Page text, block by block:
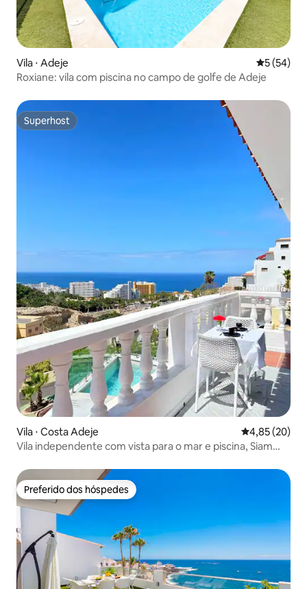
Vila ⋅ Adeje 5 de uma
5 (54)
Roxiane: vila com piscina no campo de golfe de Adeje
Superhost
Superhost
Vila ⋅ Costa Adeje 4,85 de uma
4,85 (20)
Vila independente com vista para o mar e piscina, Siam
Preferido dos hóspedes
Preferido dos hóspedes